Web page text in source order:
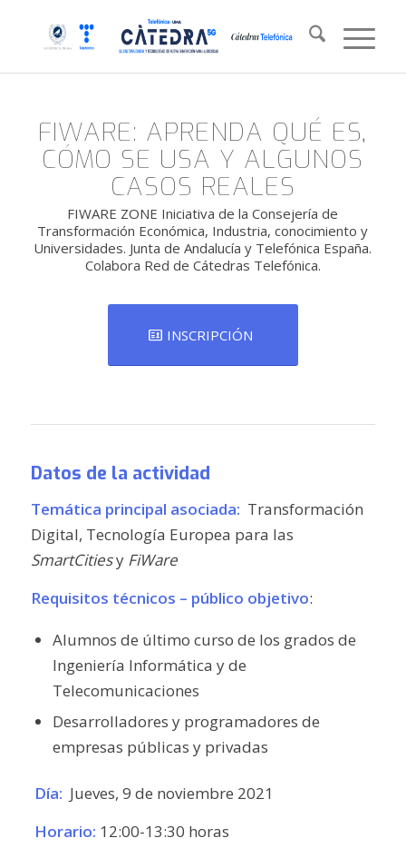
FIWARE: APRENDA QUÉ ES,
CÓMO SE USA Y ALGUNOS
CASOS REALES
FIWARE ZONE Iniciativa de la Consejería de
Transformación Económica, Industria, conocimiento y
Universidades. Junta de Andalucía y Telefónica España.
Colabora Red de Cátedras Telefónica.
INSCRIPCIÓN
Datos de la actividad
Temática principal asociada: Transformación
Digital, Tecnología Europea para las
SmartCitiesy FiWare
Requisitos técnicos – público objetivo:
Alumnos de último curso de los grados de
Ingeniería Informática y de
Telecomunicaciones
Desarrolladores y programadores de
empresas públicas y privadas
Día: Jueves, 9 de noviembre 2021
Horario: 12:00-13:30 horas